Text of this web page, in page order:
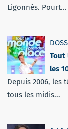
Ligonnès. Pourt...
Tout
les
Depuis 2006, les
tous les midis...